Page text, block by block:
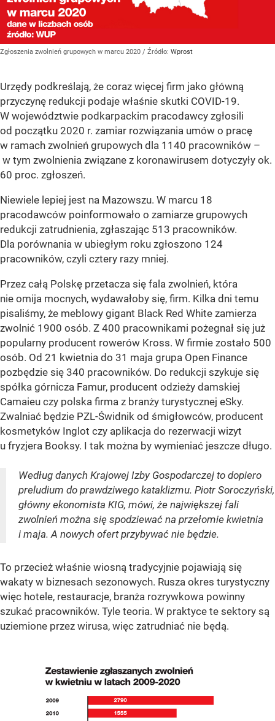
Zgłoszenia zwolnień grupowych w marcu 2020 / Źródło: Wprost
Urzędy podkreślają, że coraz więcej firm jako główną
przyczynę redukcji podaje właśnie skutki COVID-19.
W województwie podkarpackim pracodawcy zgłosili
od początku 2020 r. zamiar rozwiązania umów o pracę
w ramach zwolnień grupowych dla 1140 pracowników –
w tym zwolnienia związane z koronawirusem dotyczyły ok.
60 proc. zgłoszeń.
Niewiele lepiej jest na Mazowszu. W marcu 18
pracodawców poinformowało o zamiarze grupowych
redukcji zatrudnienia, zgłaszając 513 pracowników.
Dla porównania w ubiegłym roku zgłoszono 124
pracowników, czyli cztery razy mniej.
Przez całą Polskę przetacza się fala zwolnień, która
nie omija mocnych, wydawałoby się, firm. Kilka dni temu
pisaliśmy, że meblowy gigant Black Red White zamierza
zwolnić 1900 osób. Z 400 pracownikami pożegnał się już
popularny producent rowerów Kross. W firmie zostało 500
osób. Od 21 kwietnia do 31 maja grupa Open Finance
pozbędzie się 340 pracowników. Do redukcji szykuje się
spółka górnicza Famur, producent odzieży damskiej
Camaieu czy polska firma z branży turystycznej eSky.
Zwalniać będzie PZL-Świdnik od śmigłowców, producent
kosmetyków Inglot czy aplikacja do rezerwacji wizyt
u fryzjera Booksy. I tak można by wymieniać jeszcze długo.
Według danych Krajowej Izby Gospodarczej to dopiero
preludium do prawdziwego kataklizmu. Piotr Soroczyński,
główny ekonomista KIG, mówi, że największej fali
zwolnień można się spodziewać na przełomie kwietnia
i maja. A nowych ofert przybywać nie będzie.
To przecież właśnie wiosną tradycyjnie pojawiają się
wakaty w biznesach sezonowych. Rusza okres turystyczny
więc hotele, restauracje, branża rozrywkowa powinny
szukać pracowników. Tyle teoria. W praktyce te sektory są
uziemione przez wirusa, więc zatrudniać nie będą.